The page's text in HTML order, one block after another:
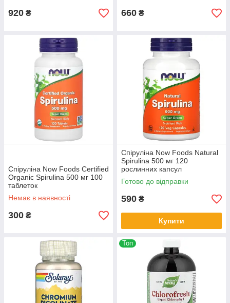
920 ₴ 660 ₴
Спіруліна Now Foods Сertified
Organic Spirulina 500 мг 100
таблеток
Немає в наявності
300 ₴
Спіруліна Now Foods Natural
Spirulina 500 мг 120
рослинних капсул
Готово до відправки
590 ₴
Купити
Топ